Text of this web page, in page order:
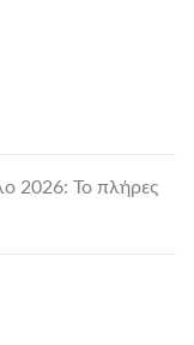
2026: Το πλήρες